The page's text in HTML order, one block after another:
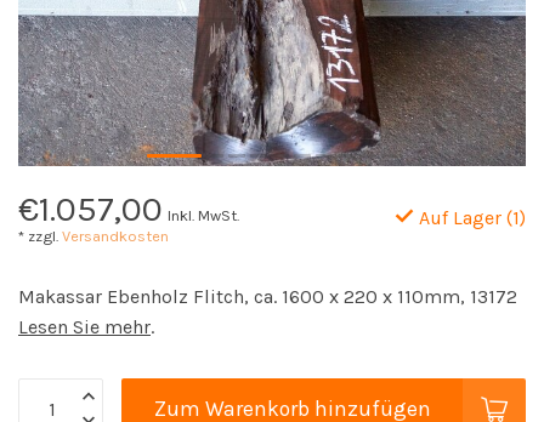
€1.057,00 Inkl. MwSt.
* zzgl. Versandkosten
Auf Lager (1)
Makassar Ebenholz Flitch, ca. 1600 x 220 x 110mm, 13172
Lesen Sie mehr.
Zum Warenkorb hinzufügen